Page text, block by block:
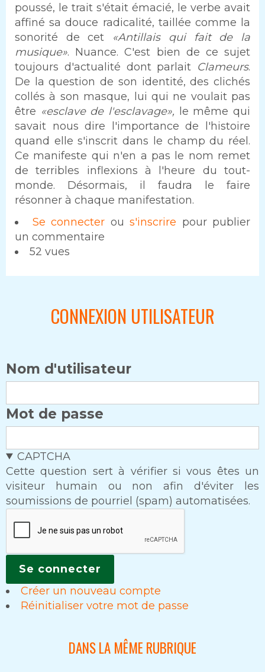
poussé, le trait s'était émacié, le verbe avait
affiné sa douce radicalité, taillée comme la
sonorité de cet «Antillais qui fait de la
musique». Nuance. C'est bien de ce sujet
toujours d'actualité dont parlait Clameurs.
De la question de son identité, des clichés
collés à son masque, lui qui ne voulait pas
être «esclave de l'esclavage», le même qui
savait nous dire l'importance de l'histoire
quand elle s'inscrit dans le champ du réel.
Ce manifeste qui n'en a pas le nom remet
de terribles inflexions à l'heure du tout-
monde. Désormais, il faudra le faire
résonner à chaque manifestation.
Se connecter ou s'inscrire pour publier
un commentaire
52 vues
CONNEXION UTILISATEUR
Nom d'utilisateur
Mot de passe
CAPTCHA
Cette question sert à vérifier si vous êtes un
visiteur humain ou non afin d'éviter les
soumissions de pourriel (spam) automatisées.
Créer un nouveau compte
Réinitialiser votre mot de passe
DANS LA MÊME RUBRIQUE